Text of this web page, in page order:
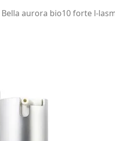
Bella aurora bio10 forte l-